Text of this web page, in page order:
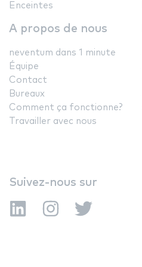
Enceintes
A propos de nous
neventum dans 1 minute
Équipe
Contact
Bureaux
Comment ça fonctionne?
Travailler avec nous
Suivez-nous sur